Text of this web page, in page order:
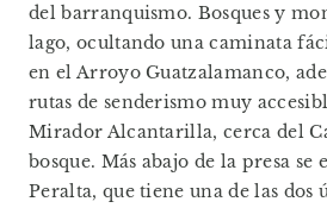
del barranquismo. Bosques y
lago, ocultando una caminata
en el Arroyo Guatzalamanco,
rutas de senderismo muy
Mirador Alcantarilla, cerca del
bosque. Más abajo de la presa
Peralta, que tiene una de las dos